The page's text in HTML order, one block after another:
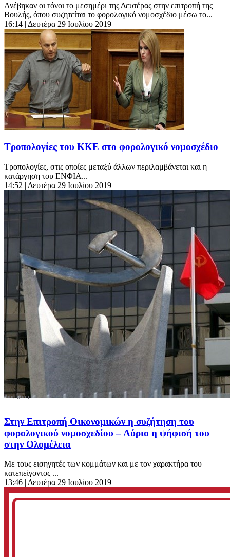
Ανέβηκαν οι τόνοι το μεσημέρι της Δευτέρας στην επιτροπή της
Βουλής, όπου συζητείται το φορολογικό νομοσχέδιο μέσω το...
16:14 | Δευτέρα 29 Ιουλίου 2019
Τροπολογίες του ΚΚΕ στο φορολογικό νομοσχέδιο
Τροπολογίες, στις οποίες μεταξύ άλλων περιλαμβάνεται και η
κατάργηση του ΕΝΦΙΑ...
14:52 | Δευτέρα 29 Ιουλίου 2019
Στην Επιτροπή Οικονομικών η συζήτηση του
φορολογικού νομοσχεδίου – Αύριο η ψήφισή του
στην Ολομέλεια
Με τους εισηγητές των κομμάτων και με τον χαρακτήρα του
κατεπείγοντος ...
13:46 | Δευτέρα 29 Ιουλίου 2019